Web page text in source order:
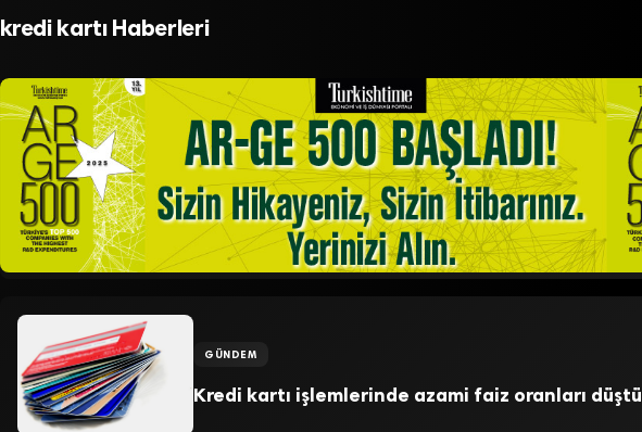
kredi kartı Haberleri
kartı
GÜNDEM
Kredi kartı işlemlerinde azami faiz oranları düştü